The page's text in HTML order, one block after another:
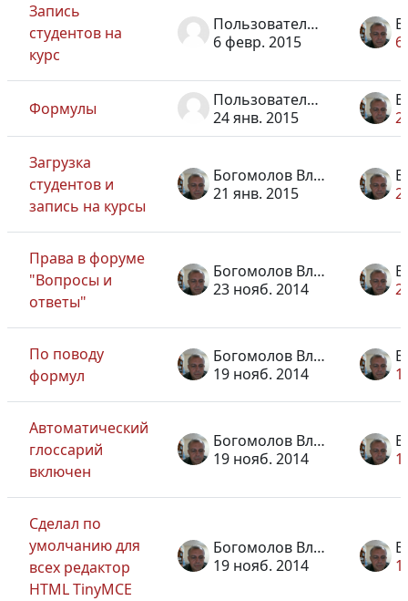
Запись
студентов на
курс
Пользователь удален
6 февр. 2015
6
Формулы
Пользователь удален
24 янв. 2015
Загрузка
студентов и
запись на курсы
Богомолов Владислав Афанасьевич
21 янв. 2015
Права в форуме
"Вопросы и
ответы"
Богомолов Владислав Афанасьевич
23 нояб. 2014
По поводу
формул
Богомолов Владислав Афанасьевич
19 нояб. 2014
Автоматический
глоссарий
включен
Богомолов Владислав Афанасьевич
19 нояб. 2014
Сделал по
умолчанию для
всех редактор
HTML TinyMCE
Богомолов Владислав Афанасьевич
19 нояб. 2014